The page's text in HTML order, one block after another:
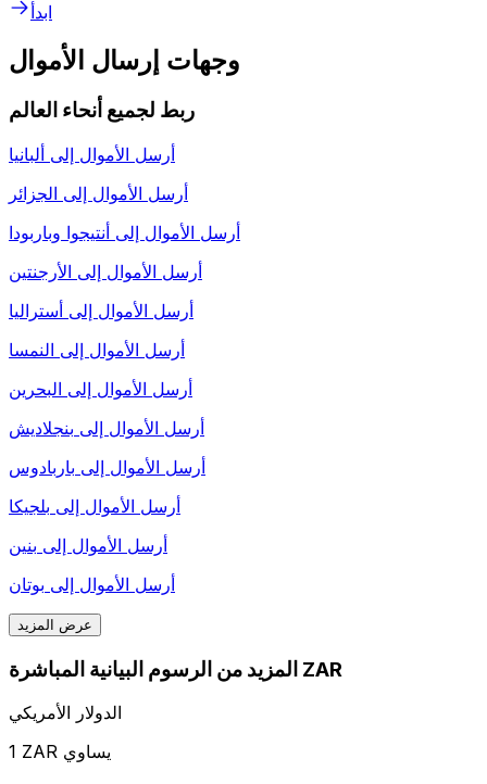
ابدأ
وجهات إرسال الأموال
ربط لجميع أنحاء العالم
أرسل الأموال إلى ألبانيا
أرسل الأموال إلى الجزائر
أرسل الأموال إلى أنتيجوا وباربودا
أرسل الأموال إلى الأرجنتين
أرسل الأموال إلى أستراليا
أرسل الأموال إلى النمسا
أرسل الأموال إلى البحرين
أرسل الأموال إلى بنجلاديش
أرسل الأموال إلى باربادوس
أرسل الأموال إلى بلجيكا
أرسل الأموال إلى بنين
أرسل الأموال إلى بوتان
عرض المزيد
المزيد من الرسوم البيانية المباشرة ZAR
الدولار الأمريكي
1 ZAR يساوي